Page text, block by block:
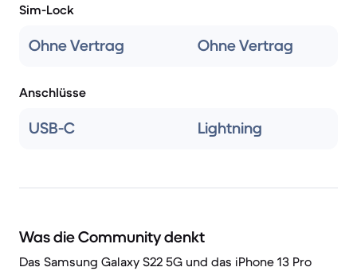
Sim-Lock
Ohne Vertrag Ohne Vertrag
Anschlüsse
USB-C Lightning
Was die Community denkt
Das Samsung Galaxy S22 5G und das iPhone 13 Pro